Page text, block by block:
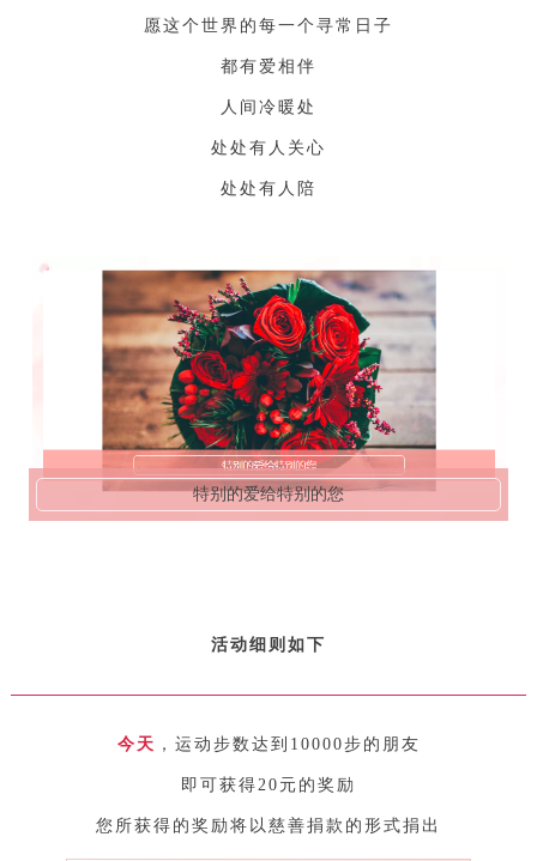
愿这个世界的每一个寻常日子
都有爱相伴
人间冷暖处
处处有人关心
处处有人陪
特别的爱给特别的您
活动细则如下
今天 ，运动步数达到10000步的朋友
即可获得20元的奖励
您所获得的奖励将 以慈善捐款的形式捐出